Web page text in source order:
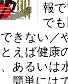
報
で
きない／
えば健康
あるいは
簡単には